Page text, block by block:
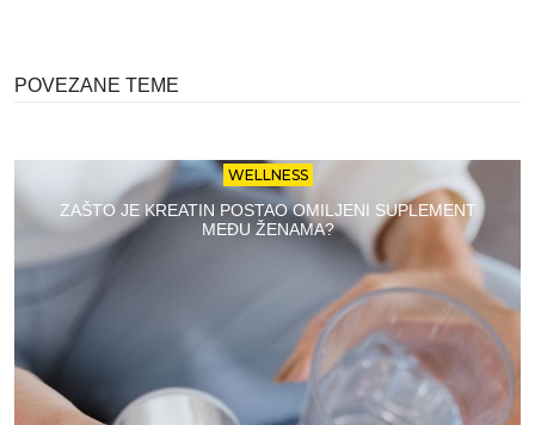
POVEZANE TEME
WELLNESS
ZAŠTO JE KREATIN POSTAO OMILJENI SUPLEMENT
MEĐU ŽENAMA?